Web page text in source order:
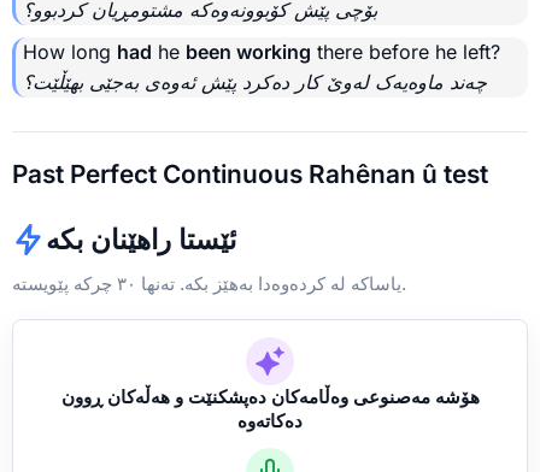
بۆچی پێش کۆبوونەوەکە مشتومڕیان کردبوو؟
How long had he been working there before he left?
چەند ماوەیەک لەوێ کار دەکرد پێش ئەوەی بەجێی بهێڵێت؟
Past Perfect Continuous Rahênan û test
ئێستا راهێنان بکە
یاساکە لە کردەوەدا بەهێز بکە. تەنها ٣٠ چرکە پێویستە.
هۆشە مەصنوعی وەڵامەکان دەپشکنێت و هەڵەکان ڕوون
دەکاتەوە